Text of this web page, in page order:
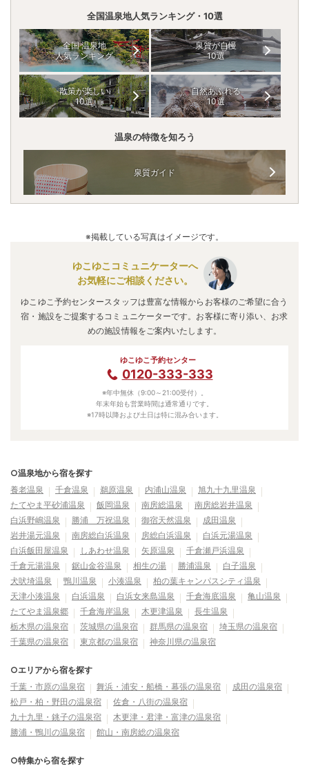
全国温泉地人気ランキング・10選
全国 温泉地
人気ランキング
泉質が自慢
10選
散策が楽しい
10選
自然あふれる
10選
温泉の特徴を知ろう
泉質ガイド
※掲載している写真はイメージです。
ゆこゆこコミュニケーターへ
お気軽にご相談ください。
ゆこゆこ予約センタースタッフは豊富な情報からお客様のご希望に合う
宿・施設をご提案するコミュニケーターです。お客様に寄り添い、お求
めの施設情報をご案内いたします。
ゆこゆこ予約センター
0120-333-333
※年中無休（9:00～21:00受付）。
年末年始も営業時間は通常通りです。
※17時以降および土日は特に混み合います。
○温泉地から宿を探す
養老温泉
千倉温泉 鵜原温泉 内浦山温泉
旭九十九里温泉
たてやま平砂浦温泉
飯岡温泉 南房総温泉
南房総岩井温泉
白浜野嶋温泉
勝浦 万祝温泉 御宿天然温泉
成田温泉
岩井湯元温泉
南房総白浜温泉 房総白浜温泉
白浜元湯温泉
白浜飯田屋温泉
しあわせ温泉 矢原温泉
千倉瀬戸浜温泉
千倉元湯温泉
鋸山金谷温泉 相生の湯 勝浦温泉
白子温泉
犬吠埼温泉
鴨川温泉 小湊温泉
柏の葉キャンパスシティ温泉
天津小湊温泉
白浜温泉 白浜女来島温泉 千倉海底温泉
亀山温泉
たてやま温泉郷
千倉海岸温泉 木更津温泉
長生温泉
栃木県の温泉宿
茨城県の温泉宿 群馬県の温泉宿
埼玉県の温泉宿
千葉県の温泉宿
東京都の温泉宿 神奈川県の温泉宿
○エリアから宿を探す
千葉・市原の温泉宿
舞浜・浦安・船橋・幕張の温泉宿
成田の温泉宿
松戸・柏・野田の温泉宿
佐倉・八街の温泉宿
九十九里・銚子の温泉宿
木更津・君津・富津の温泉宿
勝浦・鴨川の温泉宿
館山・南房総の温泉宿
○特集から宿を探す